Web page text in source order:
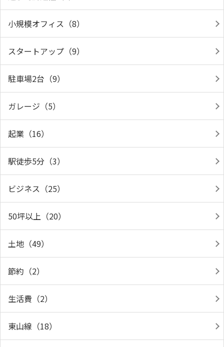
小規模オフィス（8）
スタートアップ（9）
駐車場2台（9）
ガレージ（5）
起業（16）
駅徒歩5分（3）
ビジネス（25）
50坪以上（20）
土地（49）
節約（2）
生活費（2）
東山線（18）